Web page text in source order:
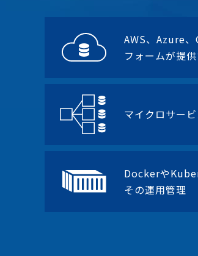
AWS、Azure
フォームが提
マイクロサー
Dockerや
その運用管理